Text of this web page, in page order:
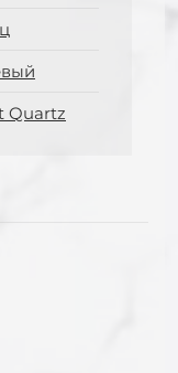
Quartz